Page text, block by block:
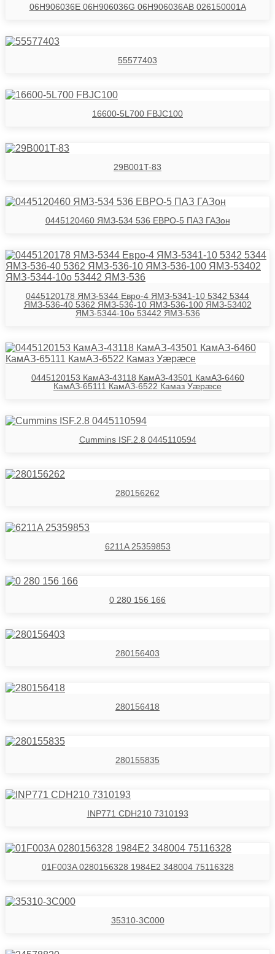
06H906036E 06H906036G 06H906036AB 026150001A
55577403
16600-5L700 FBJC100
29B001T-83
0445120460 ЯМЗ-534 536 ЕВРО-5 ПАЗ ГАЗон
0445120178 ЯМЗ-5344 Евро-4 ЯМЗ-5341-10 5342 5344
ЯМЗ-536-40 5362 ЯМЗ-536-10 ЯМЗ-536-100 ЯМЗ-53402
ЯМЗ-5344-10о 53442 ЯМЗ-536
0445120153 КамАЗ-43118 КамАЗ-43501 КамАЗ-6460
КамАЗ-65111 КамАЗ-6522 Камаз Уӕрӕсе
Cummins ISF.2.8 0445110594
280156262
6211A 25359853
0 280 156 166
280156403
280156418
280155835
INP771 CDH210 7310193
01F003A 0280156328 1984E2 348004 75116328
35310-3C000